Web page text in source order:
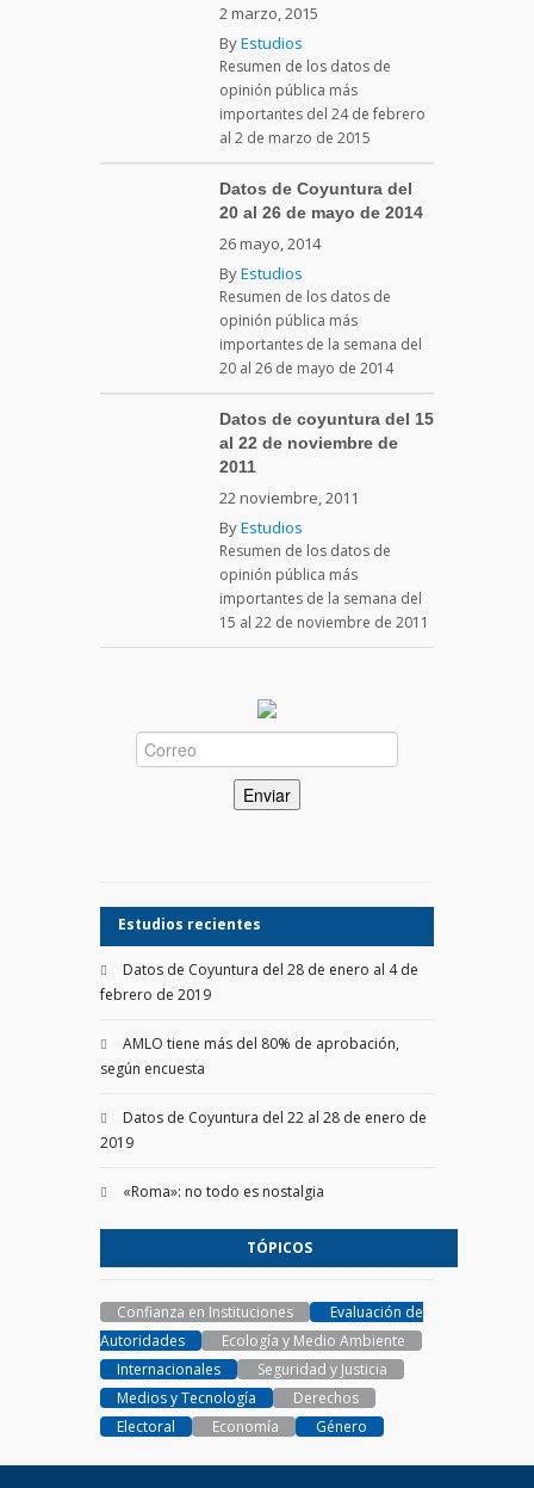
2 marzo, 2015
ByEstudios
Resumen de los datos de
opinión pública más
importantes del 24 de febrero
al 2 de marzo de 2015
Datos de Coyuntura del
20 al 26 de mayo de 2014
26 mayo, 2014
ByEstudios
Resumen de los datos de
opinión pública más
importantes de la semana del
20 al 26 de mayo de 2014
Datos de coyuntura del 15
al 22 de noviembre de
2011
22 noviembre, 2011
ByEstudios
Resumen de los datos de
opinión pública más
importantes de la semana del
15 al 22 de noviembre de 2011
Estudios recientes
Datos de Coyuntura del 28 de enero al 4 de
febrero de 2019
AMLO tiene más del 80% de aprobación,
según encuesta
Datos de Coyuntura del 22 al 28 de enero de
2019
«Roma»: no todo es nostalgia
TÓPICOS
Confianza en Instituciones
Evaluación de
Autoridades
Ecología y Medio Ambiente
Internacionales
Seguridad y Justicia
Medios y Tecnología
Derechos
Electoral
Economía Género